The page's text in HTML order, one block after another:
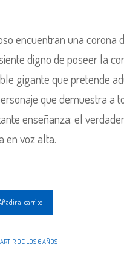
encuentran una corona
digno de poseer la
gigante que pretende
que demuestra a
enseñanza: el
en voz alta.
al carrito
DE LOS 6 AÑOS